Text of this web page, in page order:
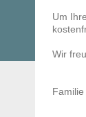
Um
Wir